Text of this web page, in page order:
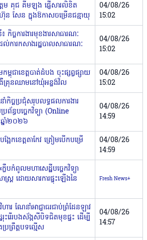
ម គុជ គីមឡុង ផ្ញើសារលិខិត
ន សែន ក្នុងឱកាសចម្រើនជន្មាយុ
04/08/26
15:02
កិច្ចការងារមុខងារសាធារណៈ
ារកសាងរដ្ឋបាលសាធារណៈ
04/08/26
15:02
ពុជាខេត្តបាត់ដំបង ចុះផ្សព្វផ្សាយ
ជំងឺគ្រុនឈាមនៅឃុំអន្លង់វិល
04/08/26
15:02
កិច្ចប្រជុំសរុបលទ្ធផលការងារ
ព័ន្ធបច្ចេកវិទ្យា (Online
នាំ២០២៦
04/08/26
14:59
អែកខេត្តតាកែវ ត្រៀមបើកបម្រើ
04/08/26
14:59
កំពូលមហាសេដ្ឋីបច្ចេកវិទ្យា
ស្ត្រ ដោយសារការផ្ទុះឡើងនៃ
Fresh News+
ារ ណែនាំអាជ្ញាធរជាប់ព្រំដែនឡាវ
ះរើរបងស័ង្កសីបិទជិតមុខផ្ទះ ដើម្បី
ព្រឹត្តបទល្មើស
04/08/26
14:57